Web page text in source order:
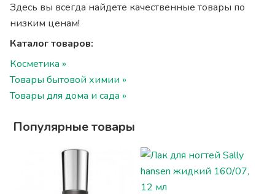
Здесь вы всегда найдете качественные товары по
низким ценам!
Каталог товаров:
Косметика »
Товары бытовой химии »
Товары для дома и сада »
Популярные товары